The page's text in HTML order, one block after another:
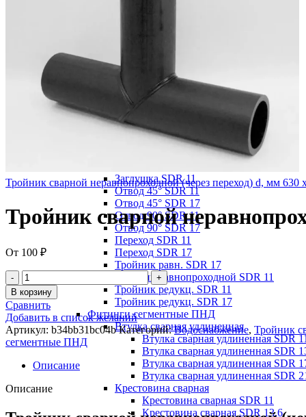
Тройник
SDR11
SDR13,6
SDR17
SDR21
Фитинги литые ПНД
Втулки под фланец ПЭ100+ СДР 11
Заглушка SDR 11
Отвод 45° SDR 11
Отвод 45° SDR 17
Отвод 90° SDR 11
Отвод 90° SDR 17
Переход SDR 11
Переход SDR 17
Тройник равн. SDR 17
Тройник равнопроходной SDR 11
Тройник редукц. SDR 11
Тройник редукц. SDR 17
Фитинги сегментные ПНД
Втулка сварная удлиненная
Втулка сварная удлиненная SDR
Втулка сварная удлиненная SDR
Втулка сварная удлиненная SDR
Втулка сварная удлиненная SDR
Крестовина сварная
Крестовина сварная SDR 11
Крестовина сварная SDR 13,6
Тройник сварной неравнопроходной (через переход) d, мм 630
Тройник сварной
От 100 ₽
В корзину
Сравнить
Добавить в список желаний
Артикул: b34bb31bc04bКатегорий: Водоснабжение, Тройник
сегментные ПНД
Описание
Описание